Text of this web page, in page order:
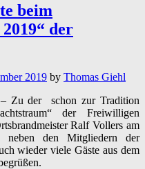
beim
der
2019 by Thomas Giehl
– Zu der schon zur Tradition
der Freiwilligen
Ralf Vollers am
neben den Mitgliedern der
wieder viele Gäste aus dem